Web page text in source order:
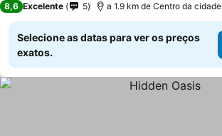
8,6 Excelente 5 a 1.9 km de Centro da cidade
Selecione as datas para ver os preços
exatos.